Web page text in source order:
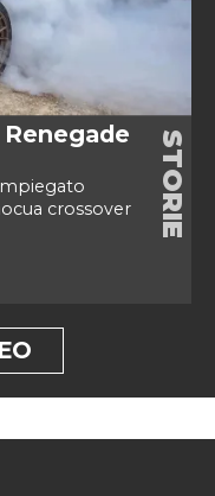
crossover
STORIE